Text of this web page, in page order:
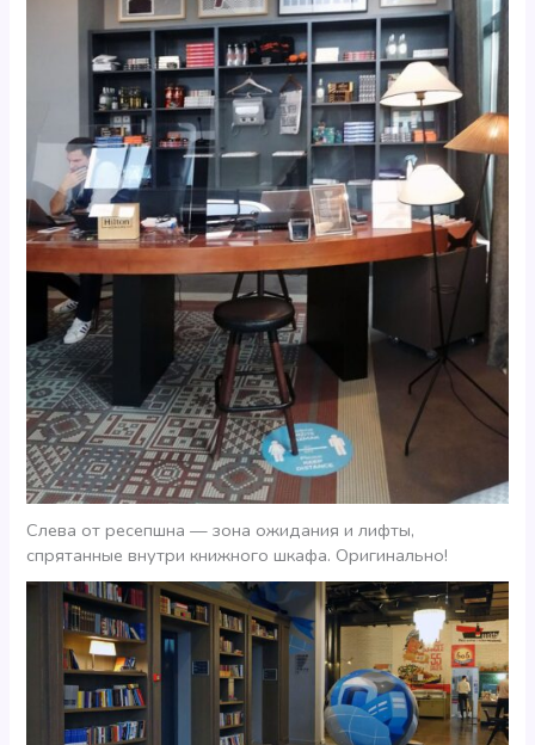
Слева от ресепшна — зона ожидания и лифты,
спрятанные внутри книжного шкафа. Оригинально!